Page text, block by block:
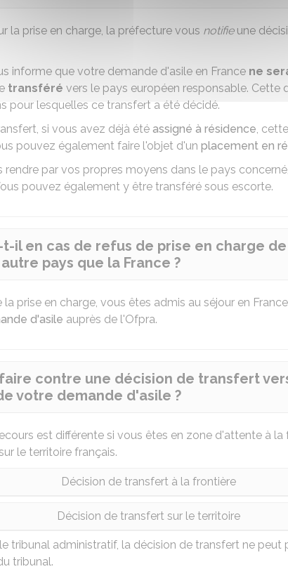
la prise en charge, la préfecture vous notifieune
informe que votre demande d'asile en France ne
transféré vers le pays européen responsable. Cette
pour lesquelles ce transfert a été décidé.
si vous avez déjà été assigné à résidence,
pouvez également faire l'objet d'un placement en
rendre par vos propres moyens dans le pays
pouvez également y être transféré sous escorte.
t-il en cas de refus de prise en charge
pays que la France ?
la prise en charge, vous êtes admis au séjour en
d'asile auprès de l'Ofpra.
contre une décision de transfert
votre demande d'asile ?
est différente si vous êtes en zone d'attente à la
le territoire français.
Décision de transfert à la frontière
Décision de transfert sur le territoire
tribunal administratif, la décision de transfert ne peut
tribunal.